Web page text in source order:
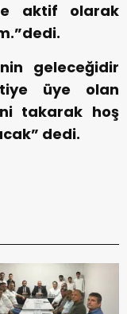
aktif olarak
geleceğidir
üye olan
takarak hoş
dedi.